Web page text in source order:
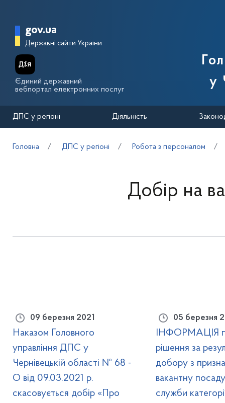
Головна сторінка Державної
gov.ua
Державні сайти України
Єдиний державний
вебпортал електронних послуг
у
ДПС у регіоні Діяльність
Головна ДПС у регіоні Робота з персоналом
Добір на
09 березня 2021
Наказом Головного
управління ДПС у
Чернівецькій області № 68 -
О від 09.03.2021 р.
скасовується добір «Про
05 березня
ІНФОРМАЦІЯ
рішення за
добору з
вакантну
служби